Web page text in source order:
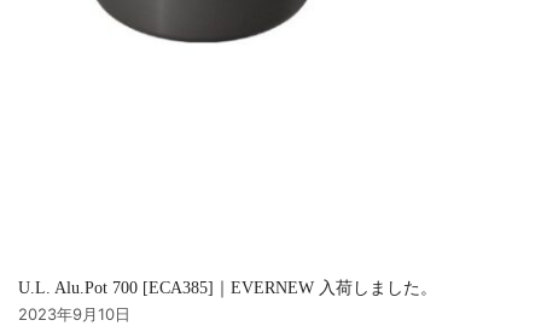
U.L. Alu.Pot 700 [ECA385]｜EVERNEW 入荷しました。
2023年9月10日